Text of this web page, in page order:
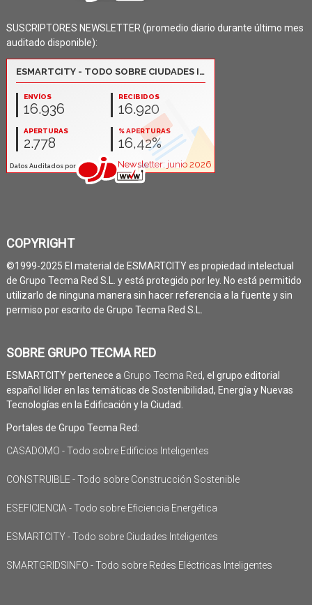
SUSCRIPTORES NEWSLETTER (promedio diario durante último mes
auditado disponible):
COPYRIGHT
©1999-2025 El material de ESMARTCITY es propiedad intelectual
de Grupo Tecma Red S.L. y está protegido por ley. No está permitido
utilizarlo de ninguna manera sin hacer referencia a la fuente y sin
permiso por escrito de Grupo Tecma Red S.L.
SOBRE GRUPO TECMA RED
ESMARTCITY pertenece a Grupo Tecma Red, el grupo editorial
español líder en las temáticas de Sostenibilidad, Energía y Nuevas
Tecnologías en la Edificación y la Ciudad.
Portales de Grupo Tecma Red:
CASADOMO - Todo sobre Edificios Inteligentes
CONSTRUIBLE - Todo sobre Construcción Sostenible
ESEFICIENCIA - Todo sobre Eficiencia Energética
ESMARTCITY - Todo sobre Ciudades Inteligentes
SMARTGRIDSINFO - Todo sobre Redes Eléctricas Inteligentes